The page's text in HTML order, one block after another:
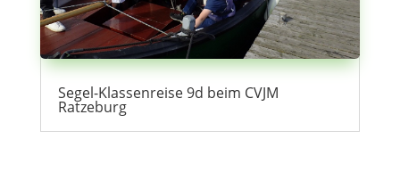
Segel-Klassenreise 9d beim CVJM
Ratzeburg